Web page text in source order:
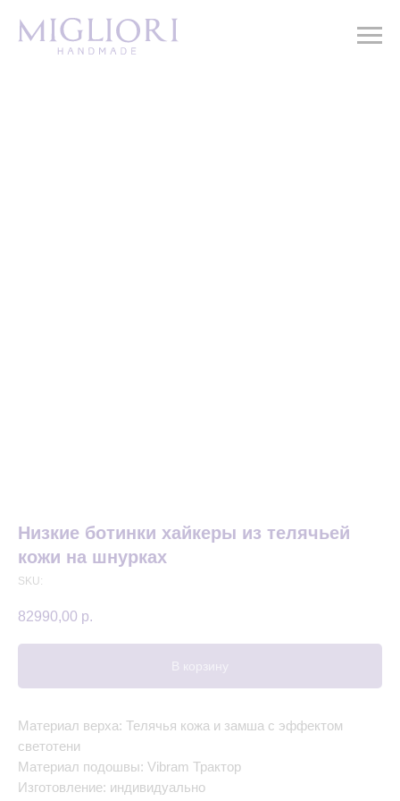
Низкие ботинки хайкеры из телячьей
кожи на шнурках
SKU:
82990,00 р.
В корзину
Материал верха: Телячья кожа и замша с эффектом
светотени
Материал подошвы: Vibram Трактор
Изготовление: индивидуально